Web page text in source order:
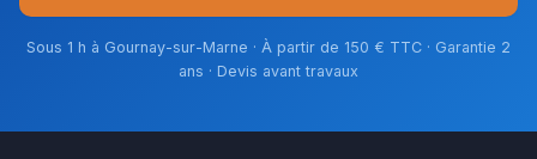
Sous 1 h à Gournay-sur-Marne · À partir de 150 € TTC · Garantie 2
ans · Devis avant travaux